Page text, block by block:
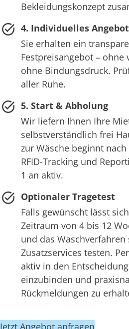
Bekleidungskonzept
4. Individuelles Angebot
Sie erhalten ein
Festpreisangebot – ohne
ohne Bindungsdruck.
aller Ruhe.
5. Start & Abholung
Wir liefern Ihnen Ihre
selbstverständlich frei
zur Wäsche beginnt
RFID-Tracking und
1 an aktiv.
Optionaler Tragetest
Falls gewünscht lässt
Zeitraum von 4 bis 12
und das Waschverfahren
Zusatzservices testen.
aktiv in den
einzubinden und
Rückmeldungen zu